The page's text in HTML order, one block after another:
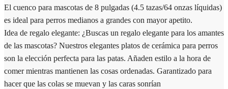
El cuenco para mascotas de 8 pulgadas (4.5 tazas/64 onzas líquidas)
es ideal para perros medianos a grandes con mayor apetito.
Idea de regalo elegante: ¿Buscas un regalo elegante para los amantes
de las mascotas? Nuestros elegantes platos de cerámica para perros
son la elección perfecta para las patas. Añaden estilo a la hora de
comer mientras mantienen las cosas ordenadas. Garantizado para
hacer que las colas se muevan y las caras sonrían